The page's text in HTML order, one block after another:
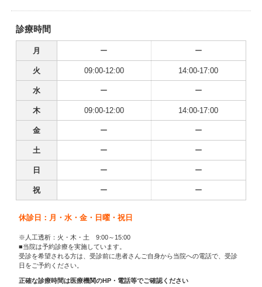
診療時間
月 ー ー
火 09:00-12:00 14:00-17:00
水 ー ー
木 09:00-12:00 14:00-17:00
金 ー ー
土 ー ー
日 ー ー
祝 ー ー
休診日：月・水・金・日曜・祝日
※人工透析：火・木・土 9:00～15:00
■当院は予約診療を実施しています。
受診を希望される方は、受診前に患者さんご自身から当院への電話で、受診
日をご予約ください。
正確な診療時間は医療機関のHP・電話等でご確認ください